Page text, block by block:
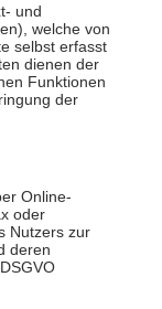
und
welche von
selbst erfasst
dienen der
Funktionen
der
Online-
oder
Nutzers zur
deren